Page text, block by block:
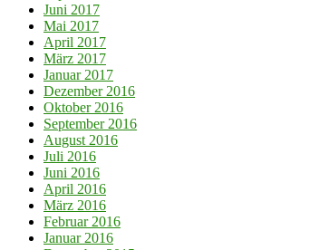
Juni 2017
Mai 2017
April 2017
März 2017
Januar 2017
Dezember 2016
Oktober 2016
September 2016
August 2016
Juli 2016
Juni 2016
April 2016
März 2016
Februar 2016
Januar 2016